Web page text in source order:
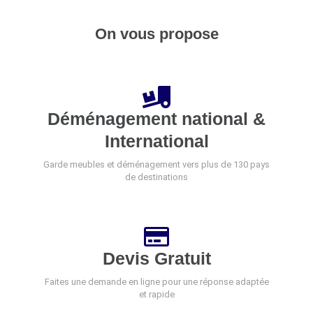
On vous propose
Déménagement national &
International
Garde meubles et déménagement vers plus de 130 pays
de destinations
Devis Gratuit
Faites une demande en ligne pour une réponse adaptée
et rapide